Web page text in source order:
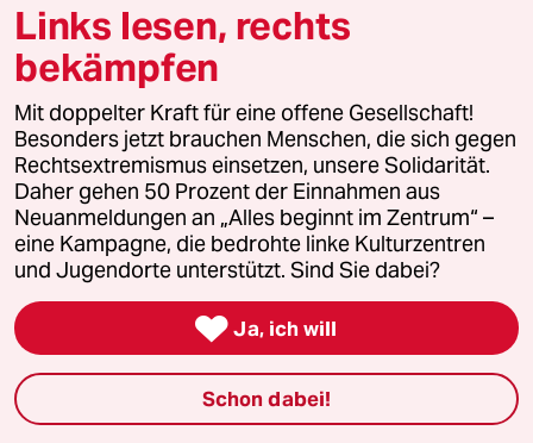
Vergangene
taz lab 2027
Mehr taz Lesestoff
taz Blogs
taz FUTURZWEI
Le Monde diplomatique
Links lesen, rechts
bekämpfen
Mit doppelter Kraft für eine offene Gesellschaft!
Besonders jetzt brauchen Menschen, die sich gegen
Rechtsextremismus einsetzen, unsere Solidarität.
Daher gehen 50 Prozent der Einnahmen aus
Neuanmeldungen an „Alles beginnt im Zentrum“ –
eine Kampagne, die bedrohte linke Kulturzentren
und Jugendorte unterstützt. Sind Sie dabei?
 Ja, ich will
Schon dabei!